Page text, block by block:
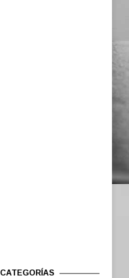
CATEGORÍAS